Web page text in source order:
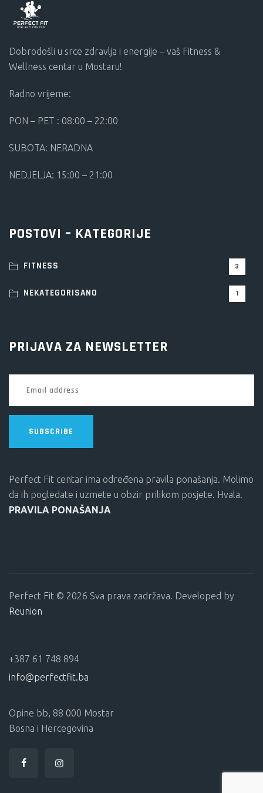
Dobrodošli u srce zdravlja i energije – vaš Fitness &
Wellness centar u Mostaru!
Radno vrijeme:
PON – PET : 08:00 – 22:00
SUBOTA: NERADNA
NEDJELJA: 15:00 – 21:00
POSTOVI – KATEGORIJE
FITNESS 3
NEKATEGORISANO 1
PRIJAVA ZA NEWSLETTER
SUBSCRIBE
Perfect Fit centar ima određena pravila ponašanja. Molimo
da ih pogledate i uzmete u obzir prilikom posjete. Hvala.
PRAVILA PONAŠANJA
Perfect Fit © 2026 Sva prava zadržava. Developed by
Reunion
+387 61 748 894
info@perfectfit.ba
Opine bb, 88 000 Mostar
Bosna i Hercegovina